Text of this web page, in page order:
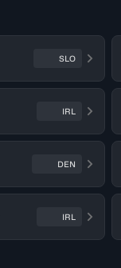
SLO
IRL
DEN
IRL